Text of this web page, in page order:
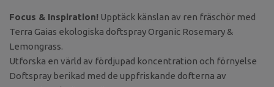
Focus & Inspiration! Upptäck känslan av ren fräschör med
Terra Gaias ekologiska doftspray Organic Rosemary &
Lemongrass.
Utforska en värld av fördjupad koncentration och förnyelse
Doftspray berikad med de uppfriskande dofterna av